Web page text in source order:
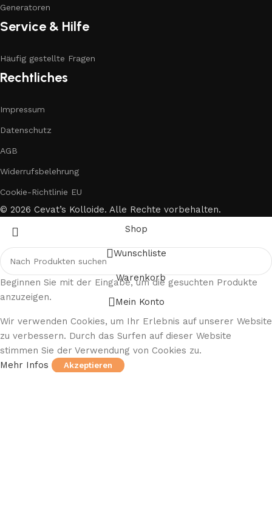
Generatoren
Service & Hilfe
Häufig gestellte Fragen
Rechtliches
Impressum
Datenschutz
AGB
Widerrufsbelehrung
Cookie-Richtlinie EU
© 2026 Cevat’s Kolloide. Alle Rechte vorbehalten.
Beginnen Sie mit der Eingabe, um die gesuchten Produkte
anzuzeigen.
Shop
Wunschliste
Warenkorb
Mein Konto
Wir verwenden Cookies, um Ihr Erlebnis auf unserer Website
zu verbessern. Durch das Surfen auf dieser Website
stimmen Sie der Verwendung von Cookies zu.
Mehr Infos
Akzeptieren